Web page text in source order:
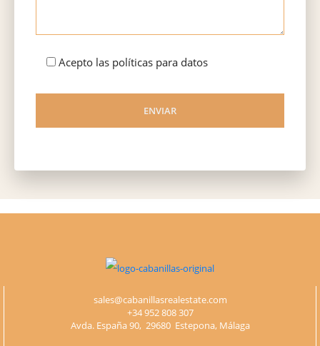
Acepto las políticas para datos
ENVIAR
this
sales@cabanillasrealestate.com
+34 952 808 307
Avda. España 90, 29680 Estepona, Málaga